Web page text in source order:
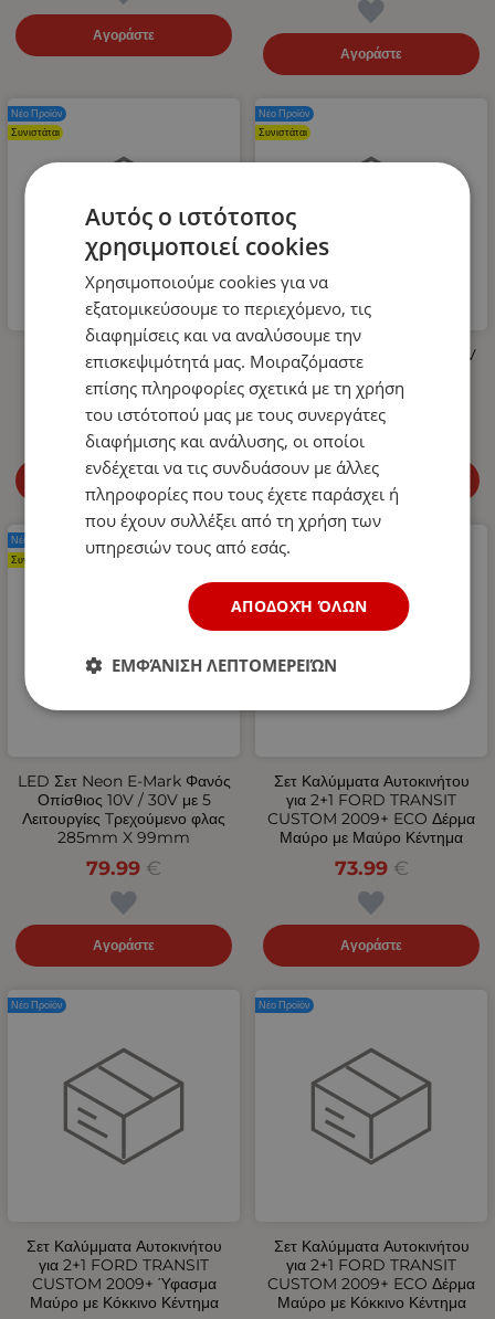
Αγοράστε
Αγοράστε
Λάστιχο Υψηλής Πίεσης για
Πλυστικό 400bar 10m
14.99 €
Αγοράστε
Νέο Προϊόν
Συνιστάται
LED Όγκου Τριπλό 12V / 24V
Πορτοκαλί 110mm x 30mm
4.99 €
Αγοράστε
Νέο Προϊόν
Συνιστάται
LED Σετ Neon Е-Мark Φανός
Οπίσθιος 10V / 30V με 5
Λειτουργίες Tρεχούμενο φλας
285mm X 99mm
79.99 €
Αγοράστε
Νέο Προϊόν
Συνιστάται
Σετ Καλύμματα Αυτοκινήτου
για 2+1 FORD TRANSIT
CUSTOM 2009+ ECO Δέρμα
Μαύρο με Μαύρο Κέντημα
73.99 €
Αγοράστε
Νέο Προϊόν
Σετ Καλύμματα Αυτοκινήτου
για 2+1 FORD TRANSIT
CUSTOM 2009+ Ύφασμα
Μαύρο με Κόκκινο Κέντημα
Νέο Προϊόν
Σετ Καλύμματα Αυτοκινήτου
για 2+1 FORD TRANSIT
CUSTOM 2009+ ECO Δέρμα
Μαύρο με Κόκκινο Κέντημα
Νέο Προϊόν
Αυτός ο ιστότοπος
χρησιμοποιεί cookies
Χρησιμοποιούμε cookies για να
εξατομικεύσουμε το περιεχόμενο, τις
διαφημίσεις και να αναλύσουμε την
επισκεψιμότητά μας. Μοιραζόμαστε
επίσης πληροφορίες σχετικά με τη χρήση
του ιστότοπού μας με τους συνεργάτες
διαφήμισης και ανάλυσης, οι οποίοι
ενδέχεται να τις συνδυάσουν με άλλες
πληροφορίες που τους έχετε παράσχει ή
που έχουν συλλέξει από τη χρήση των
υπηρεσιών τους από εσάς.
ΑΠΟΔΟΧΉ ΌΛΩΝ
ΕΜΦΆΝΙΣΗ ΛΕΠΤΟΜΕΡΕΙΏΝ